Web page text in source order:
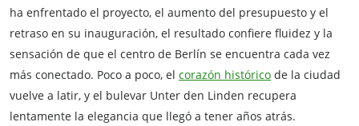
ha enfrentado el proyecto, el aumento del presupuesto y el
retraso en su inauguración, el resultado confiere fluidez y la
sensación de que el centro de Berlín se encuentra cada vez
más conectado. Poco a poco, el corazón histórico de la ciudad
vuelve a latir, y el bulevar Unter den Linden recupera
lentamente la elegancia que llegó a tener años atrás.